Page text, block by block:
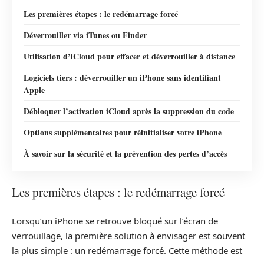
Les premières étapes : le redémarrage forcé
Déverrouiller via iTunes ou Finder
Utilisation d’iCloud pour effacer et déverrouiller à distance
Logiciels tiers : déverrouiller un iPhone sans identifiant
Apple
Débloquer l’activation iCloud après la suppression du code
Options supplémentaires pour réinitialiser votre iPhone
À savoir sur la sécurité et la prévention des pertes d’accès
Les premières étapes : le redémarrage forcé
Lorsqu’un iPhone se retrouve bloqué sur l’écran de
verrouillage, la première solution à envisager est souvent
la plus simple : un redémarrage forcé. Cette méthode est